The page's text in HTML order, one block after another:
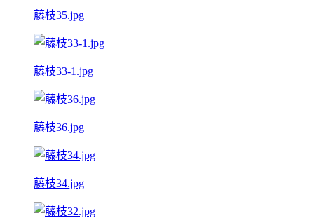
藤枝35.jpg
藤枝33-1.jpg
藤枝36.jpg
藤枝34.jpg